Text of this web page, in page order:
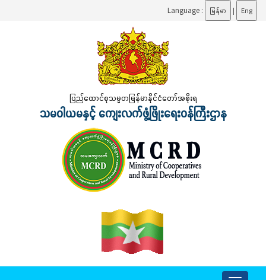
Language : မြန်မာ | Eng
ပြည်ထောင်စုသမ္မတမြန်မာနိုင်ငံတော်အစိုးရ
သမဝါယမနှင့် ကျေးလက်ဖွံ့ဖြိုးရေးဝန်ကြီးဌာန